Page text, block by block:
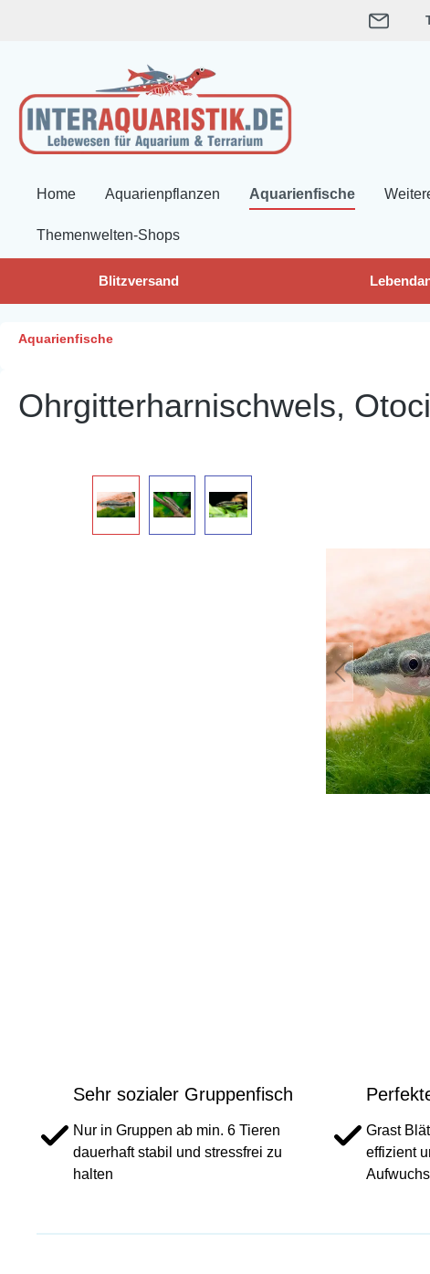
Home Aquarienpflanzen Aquarienfische
Themenwelten-Shops
Blitzversand
Aquarienfische
Ohrgitterharnischwels,
Sehr sozialer Gruppenfisch
Nur in Gruppen ab min. 6 Tieren
dauerhaft stabil und stressfrei zu
halten
Grast
effizient